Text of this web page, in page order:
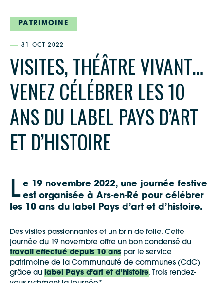
PATRIMOINE
31 OCT 2022
VISITES, THÉÂTRE VIVANT…
VENEZ CÉLÉBRER LES 10
ANS DU LABEL PAYS D’ART
ET D’HISTOIRE
L e 19 novembre 2022, une journée festive
est organisée à Ars-en-Ré pour célébrer
les 10 ans du label Pays d’art et d’histoire.
Des visites passionnantes et un brin de folie. Cette
journée du 19 novembre offre un bon condensé du
travail effectué depuis 10 ans par le service
patrimoine de la Communauté de communes (CdC)
grâce au label Pays d’art et d’histoire. Trois rendez-